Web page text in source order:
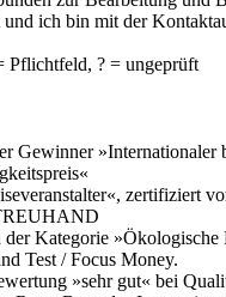
ich bin mit der
Pflichtfeld, ? = ungeprüft
Gewinner »Internationaler
zertifiziert
der Kategorie »Ökologische
Test / Focus Money.
»sehr gut« bei